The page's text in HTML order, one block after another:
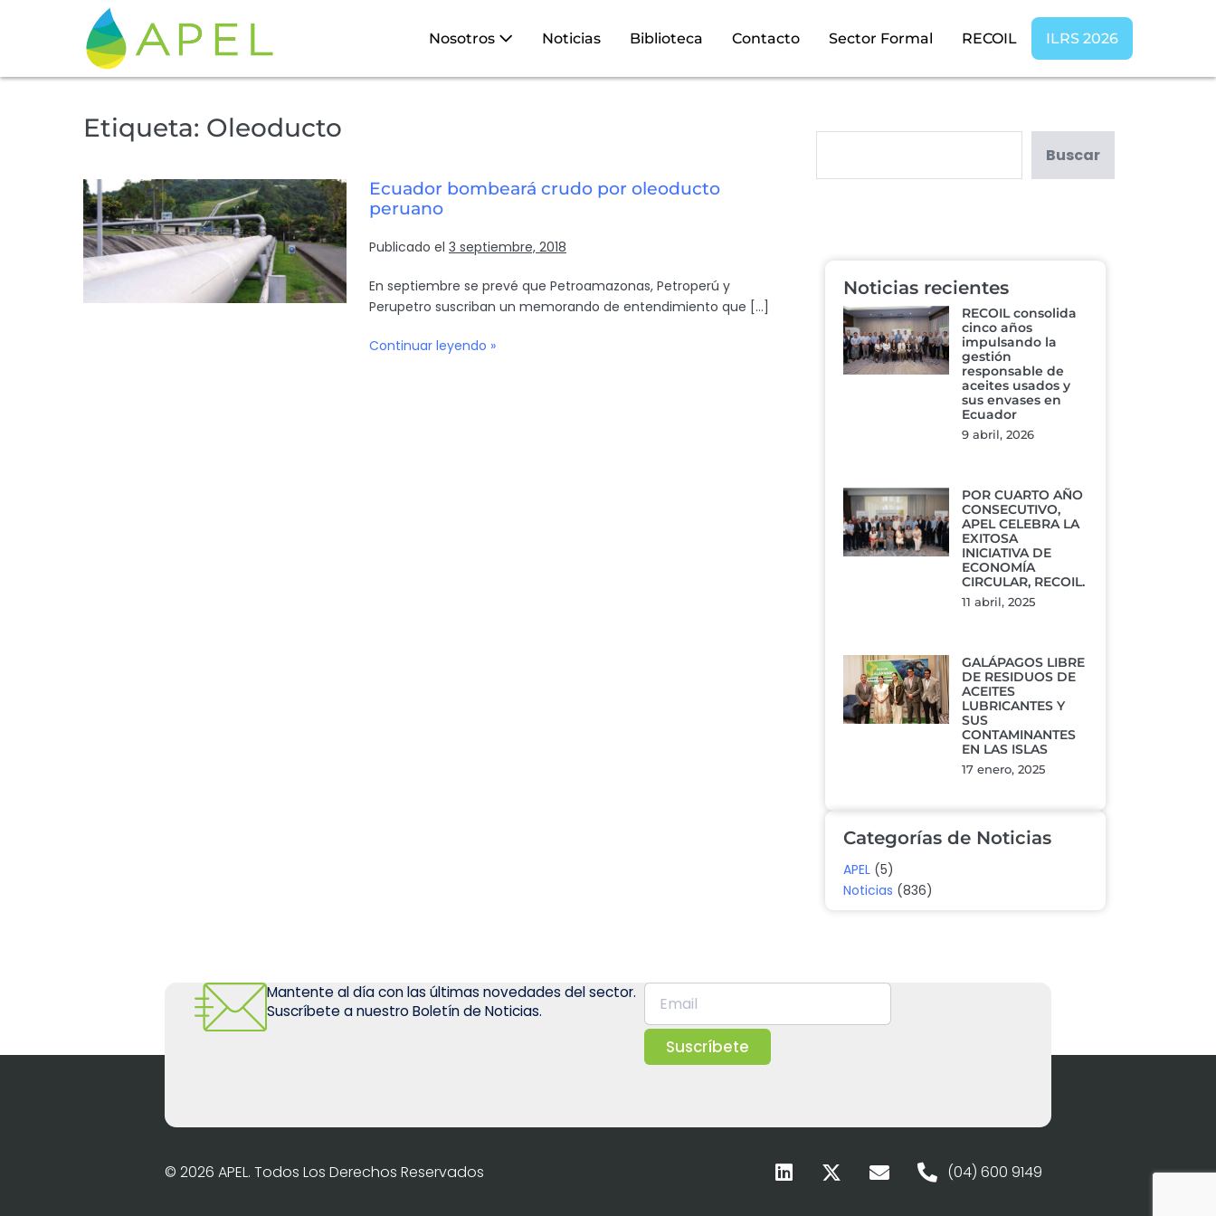
Nosotros Noticias Biblioteca Contacto Sector Formal RECOIL ILRS 2026
Etiqueta: Oleoducto
Ecuador bombeará crudo por oleoducto
peruano
Publicado el 3 septiembre, 2018
En septiembre se prevé que Petroamazonas, Petroperú y
Perupetro suscriban un memorando de entendimiento que […]
Continuar leyendo »
Buscar
Noticias recientes
RECOIL consolida
cinco años
impulsando la
gestión
responsable de
aceites usados y
sus envases en
Ecuador
9 abril, 2026
POR CUARTO AÑO
CONSECUTIVO,
APEL CELEBRA LA
EXITOSA
INICIATIVA DE
ECONOMÍA
CIRCULAR, RECOIL.
11 abril, 2025
GALÁPAGOS LIBRE
DE RESIDUOS DE
ACEITES
LUBRICANTES Y
SUS
CONTAMINANTES
EN LAS ISLAS
17 enero, 2025
Categorías de Noticias
APEL(5)
Noticias (836)
Mantente al día con las últimas novedades del sector.
Suscríbete a nuestro Boletín de Noticias.
Suscríbete
© 2026 APEL. Todos Los Derechos Reservados (04) 600 9149